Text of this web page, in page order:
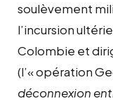
soulèvement
l’incursion
Colombie et
(l’« opération
déconnexion